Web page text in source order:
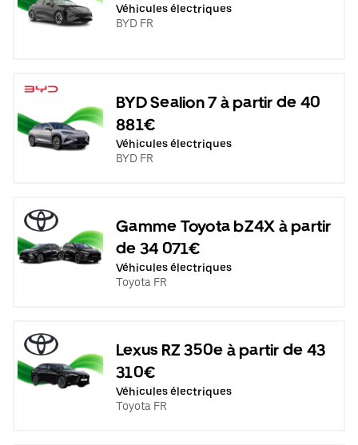
Véhicules électriques
BYD FR
BYD Sealion 7 à partir de 40
881€
Véhicules électriques
BYD FR
Gamme Toyota bZ4X à partir
de 34 071€
Véhicules électriques
Toyota FR
Lexus RZ 350e à partir de 43
310€
Véhicules électriques
Toyota FR